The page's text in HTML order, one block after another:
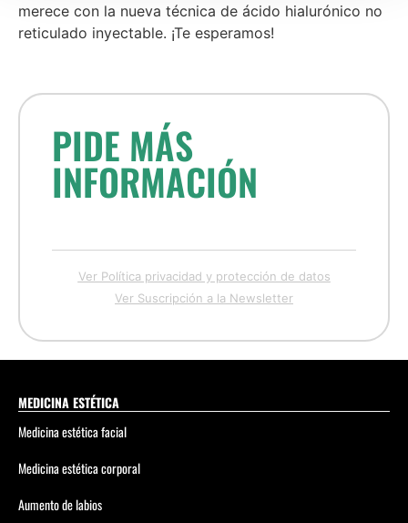
merece con la nueva técnica de ácido hialurónico no
reticulado inyectable. ¡Te esperamos!
PIDE MÁS
INFORMACIÓN
Ver Política privacidad y protección de datos
Ver Suscripción a la Newsletter
MEDICINA ESTÉTICA
Medicina estética facial
Medicina estética corporal
Aumento de labios